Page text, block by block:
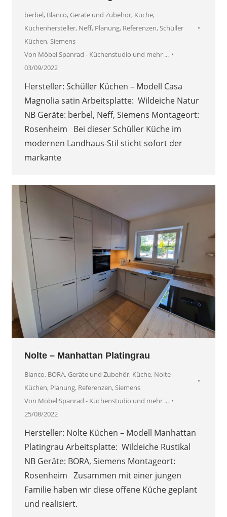
berbel, Blanco, Geräte und Zubehör, Küche,
Küchenhersteller, Neff, Planung, Referenzen, Schüller
Küchen, Siemens
Von Möbel Spanrad - Küchenstudio und mehr ...
03/09/2022
Hersteller: Schüller Küchen – Modell Casa
Magnolia satin Arbeitsplatte: Wildeiche Natur
NB Geräte: berbel, Neff, Siemens Montageort:
Rosenheim Bei dieser Schüller Küche im
modernen Landhaus-Stil sticht sofort der
markante
Nolte – Manhattan Platingrau
Blanco, BORA, Geräte und Zubehör, Küche, Nolte
Küchen, Planung, Referenzen, Siemens
Von Möbel Spanrad - Küchenstudio und mehr ...
25/08/2022
Hersteller: Nolte Küchen – Modell Manhattan
Platingrau Arbeitsplatte: Wildeiche Rustikal
NB Geräte: BORA, Siemens Montageort:
Rosenheim Zusammen mit einer jungen
Familie haben wir diese offene Küche geplant
und realisiert.